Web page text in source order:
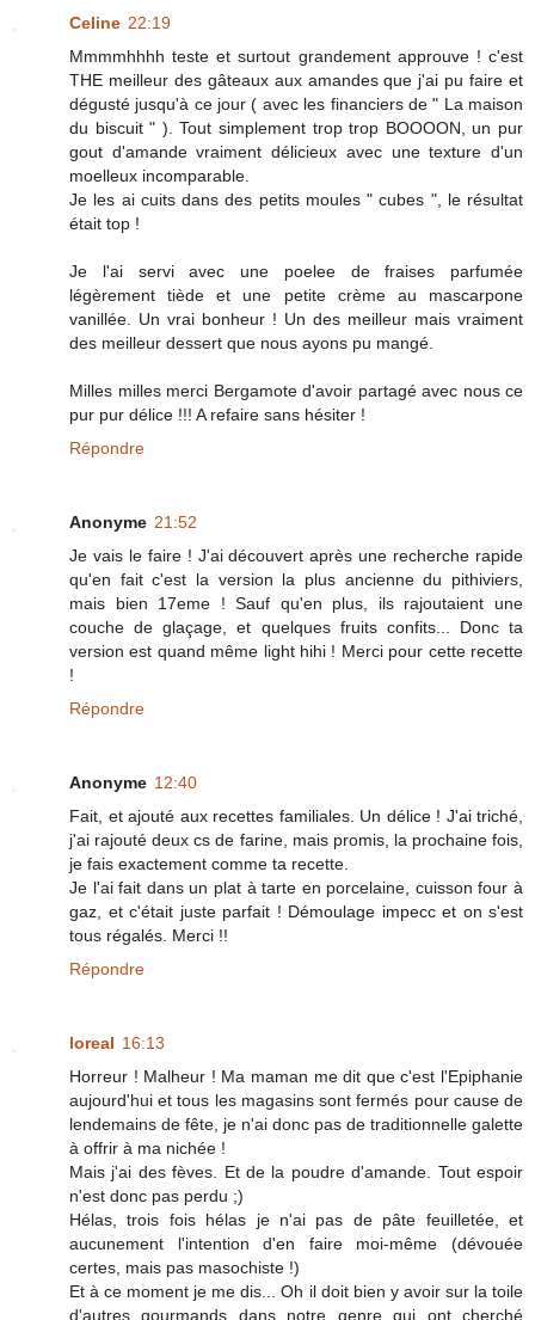
Celine 22:19
Mmmmhhhh teste et surtout grandement approuve ! c'est
THE meilleur des gâteaux aux amandes que j'ai pu faire et
dégusté jusqu'à ce jour ( avec les financiers de " La maison
du biscuit " ). Tout simplement trop trop BOOOON, un pur
gout d'amande vraiment délicieux avec une texture d'un
moelleux incomparable.
Je les ai cuits dans des petits moules " cubes ", le résultat
était top !
Je l'ai servi avec une poelee de fraises parfumée
légèrement tiède et une petite crème au mascarpone
vanillée. Un vrai bonheur ! Un des meilleur mais vraiment
des meilleur dessert que nous ayons pu mangé.
Milles milles merci Bergamote d'avoir partagé avec nous ce
pur pur délice !!! A refaire sans hésiter !
Répondre
Anonyme 21:52
Je vais le faire ! J'ai découvert après une recherche rapide
qu'en fait c'est la version la plus ancienne du pithiviers,
mais bien 17eme ! Sauf qu'en plus, ils rajoutaient une
couche de glaçage, et quelques fruits confits... Donc ta
version est quand même light hihi ! Merci pour cette recette
!
Répondre
Anonyme 12:40
Fait, et ajouté aux recettes familiales. Un délice ! J'ai triché,
j'ai rajouté deux cs de farine, mais promis, la prochaine fois,
je fais exactement comme ta recette.
Je l'ai fait dans un plat à tarte en porcelaine, cuisson four à
gaz, et c'était juste parfait ! Démoulage impecc et on s'est
tous régalés. Merci !!
Répondre
loreal 16:13
Horreur ! Malheur ! Ma maman me dit que c'est l'Epiphanie
aujourd'hui et tous les magasins sont fermés pour cause de
lendemains de fête, je n'ai donc pas de traditionnelle galette
à offrir à ma nichée !
Mais j'ai des fèves. Et de la poudre d'amande. Tout espoir
n'est donc pas perdu ;)
Hélas, trois fois hélas je n'ai pas de pâte feuilletée, et
aucunement l'intention d'en faire moi-même (dévouée
certes, mais pas masochiste !)
Et à ce moment je me dis... Oh il doit bien y avoir sur la toile
d'autres gourmands dans notre genre qui ont cherché